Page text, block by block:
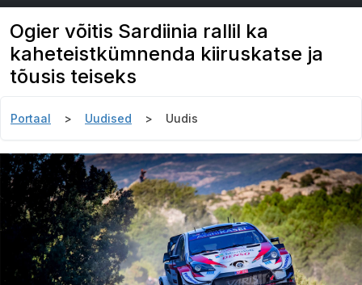
Ogier võitis Sardiinia rallil ka
kaheteistkümnenda kiiruskatse ja
tõusis teiseks
Portaal Uudised Uudis